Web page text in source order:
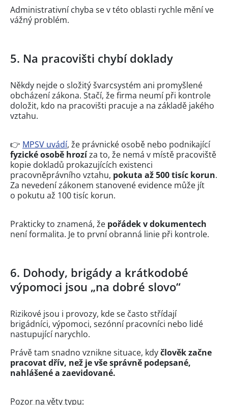
Administrativní chyba se v této oblasti rychle mění ve
vážný problém.
5. Na pracovišti chybí doklady
Někdy nejde o složitý švarcsystém ani promyšlené
obcházení zákona. Stačí, že firma neumí při kontrole
doložit, kdo na pracovišti pracuje a na základě jakého
vztahu.
👉 MPSV uvádí, že právnické osobě nebo podnikající
fyzické osobě hrozíza to, že nemá v místě pracoviště
kopie dokladů prokazujících existenci
pracovněprávního vztahu, pokuta až 500 tisíc korun.
Za nevedení zákonem stanovené evidence může jít
o pokutu až 100 tisíc korun.
Prakticky to znamená, že pořádek v dokumentech
není formalita. Je to první obranná linie při kontrole.
6. Dohody, brigády a krátkodobé
výpomoci jsou „na dobré slovo“
Rizikové jsou i provozy, kde se často střídají
brigádníci, výpomoci, sezónní pracovníci nebo lidé
nastupující narychlo.
Právě tam snadno vznikne situace, kdyčlověk začne
pracovat dřív, než je vše správně podepsané,
nahlášené a zaevidované.
Pozor na věty typu: